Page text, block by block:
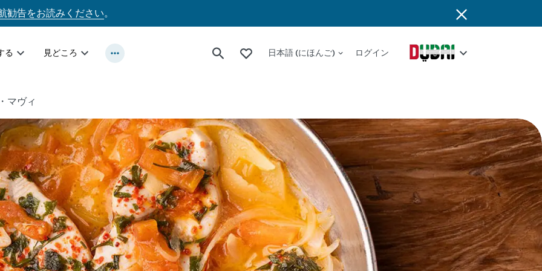
勧告をお読みください。
る 見どころ 日本語 (にほんご) ログイン
マヴィ